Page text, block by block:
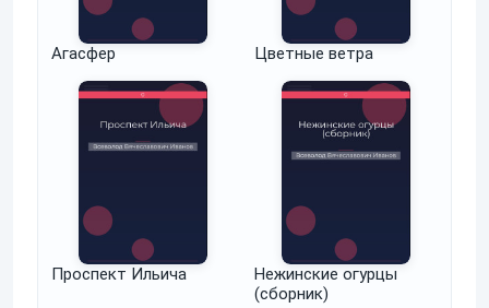
Агасфер Цветные ветра
Проспект Ильича
Нежинские огурцы
(сборник)